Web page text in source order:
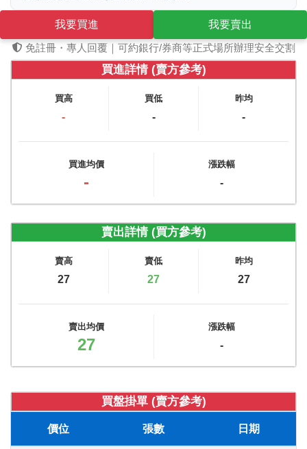
我要買進
我要賣出
免註冊・專人回覆｜可約銀行/券商等正式場所辦理安全交割
買進詳情 (賣方參考)
買高
-
買低
-
昨均
-
買進均價
-
漲跌幅
-
賣出詳情 (買方參考)
賣高
27
賣低
27
昨均
27
賣出均價
27
漲跌幅
-
買盤掛單 (賣方參考)
價位 張數 日期